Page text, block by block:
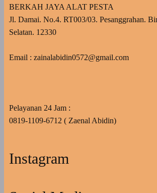
BERKAH JAYA ALAT PESTA
Jl. Damai. No.4. RT003/03. Pesanggrahan.
Selatan. 12330
Email : zainalabidin0572@gmail.com
Pelayanan 24 Jam :
0819-1109-6712 ( Zaenal Abidin)
Instagram